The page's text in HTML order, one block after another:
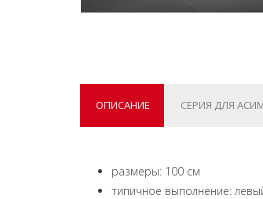
ОПИСАНИЕ СЕРИЯ ДЛЯ
размеры: 100 см
типичное выполнение: